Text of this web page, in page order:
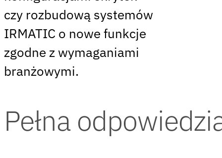
czy rozbudową systemów
IRMATIC o nowe funkcje
zgodne z wymaganiami
branżowymi.
Pełna